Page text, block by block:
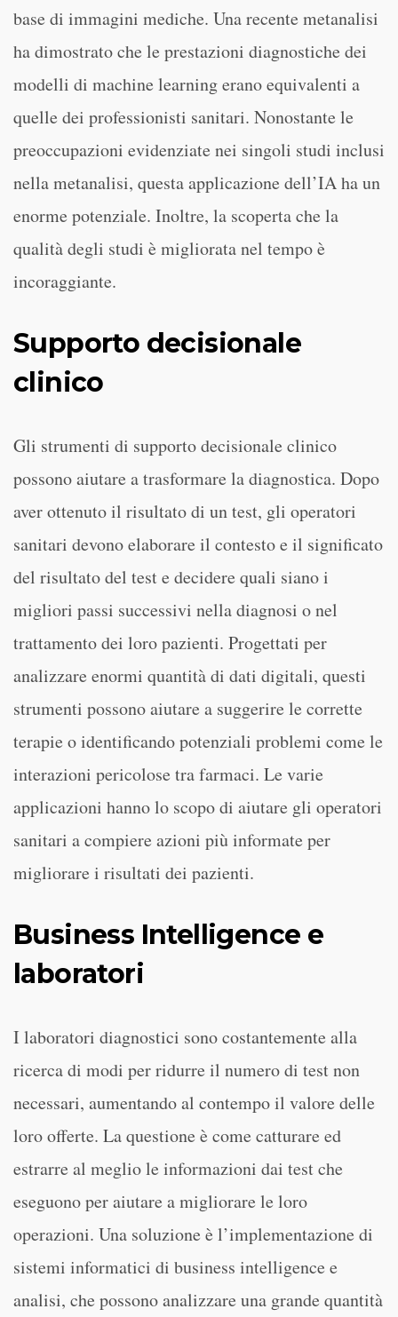
base di immagini mediche. Una recente metanalisi
ha dimostrato che le prestazioni diagnostiche dei
modelli di machine learning erano equivalenti a
quelle dei professionisti sanitari. Nonostante le
preoccupazioni evidenziate nei singoli studi inclusi
nella metanalisi, questa applicazione dell’IA ha un
enorme potenziale. Inoltre, la scoperta che la
qualità degli studi è migliorata nel tempo è
incoraggiante.
Supporto decisionale
clinico
Gli strumenti di supporto decisionale clinico
possono aiutare a trasformare la diagnostica. Dopo
aver ottenuto il risultato di un test, gli operatori
sanitari devono elaborare il contesto e il significato
del risultato del test e decidere quali siano i
migliori passi successivi nella diagnosi o nel
trattamento dei loro pazienti. Progettati per
analizzare enormi quantità di dati digitali, questi
strumenti possono aiutare a suggerire le corrette
terapie o identificando potenziali problemi come le
interazioni pericolose tra farmaci. Le varie
applicazioni hanno lo scopo di aiutare gli operatori
sanitari a compiere azioni più informate per
migliorare i risultati dei pazienti.
Business Intelligence e
laboratori
I laboratori diagnostici sono costantemente alla
ricerca di modi per ridurre il numero di test non
necessari, aumentando al contempo il valore delle
loro offerte. La questione è come catturare ed
estrarre al meglio le informazioni dai test che
eseguono per aiutare a migliorare le loro
operazioni. Una soluzione è l’implementazione di
sistemi informatici di business intelligence e
analisi, che possono analizzare una grande quantità